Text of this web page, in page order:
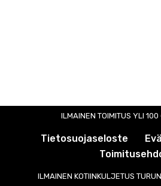
ILMAINEN TOIMITUS YLI
Tietosuojaseloste
ILMAINEN KOTIINKULJETUS